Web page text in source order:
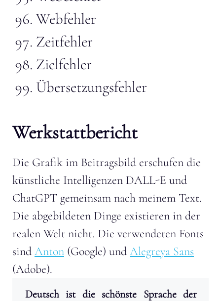
Webfehler
Zeitfehler
Zielfehler
Übersetzungsfehler
Werkstattbericht
Die Grafik im Beitragsbild erschufen die
künstliche Intelligenzen DALL-E und
ChatGPT gemeinsam nach meinem Text.
Die abgebildeten Dinge existieren in der
realen Welt nicht. Die verwendeten Fonts
sind Anton (Google) und Alegreya Sans
(Adobe).
Deutsch ist die schönste Sprache der